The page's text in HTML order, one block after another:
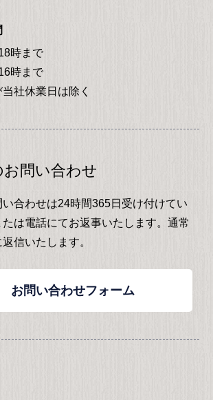
時まで
時まで
社休業日は除く
問い合わせ
い合わせは24時間365日受け付けてい
たは電話にてお返事いたします。通常
信いたします。
お問い合わせフォーム